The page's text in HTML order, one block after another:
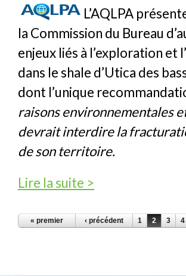
L’AQLPA
la Commission du Bureau
enjeux liés à l’exploration et
dans le shale d’Utica des
dont l’unique
raisons environnementales
devrait interdire la
de son territoire.
Lire la suite >
PAGES
« premier ‹ précédent 1 2 3 4